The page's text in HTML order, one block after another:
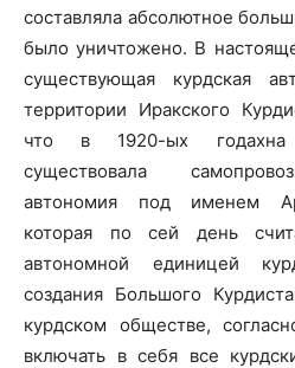
составляла абсолютное
было уничтожено. В
существующая курдская
территории Иракского
что в 1920-ых годахна
существовала
автономия под именем
которая по сей день
автономной единицей
создания Большого
курдском обществе,
включать в себя все